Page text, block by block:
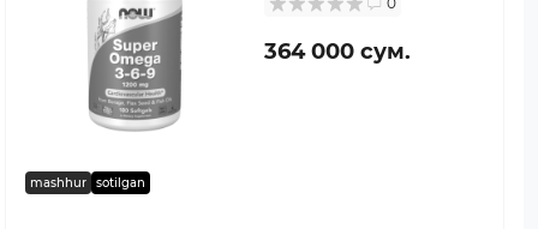
mashhur sotilgan
364 000 сум.